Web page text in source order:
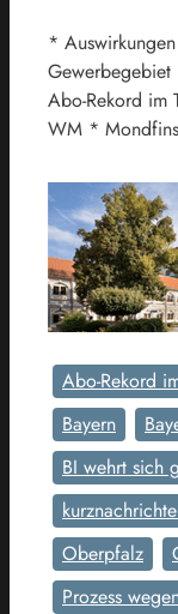
*
Gewerbegebiet
Abo-Rekord im
WM *
Abo-Rekord
Bayern
BI wehrt sich
Oberpfalz
Prozess